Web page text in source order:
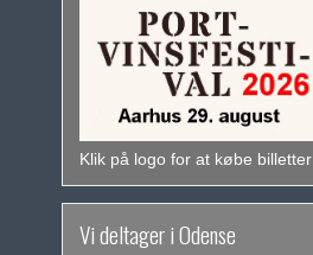
Klik på logo for at købe billetter
Vi deltager i Odense